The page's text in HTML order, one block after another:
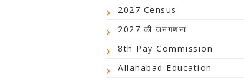
2027 Census
2027 की जनगणना
8th Pay Commission
Allahabad Education